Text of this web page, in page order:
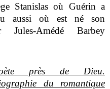
Stanislas où Guérin a
aussi où est né son
Amédé Barbey
près de Dieu.
du romantique